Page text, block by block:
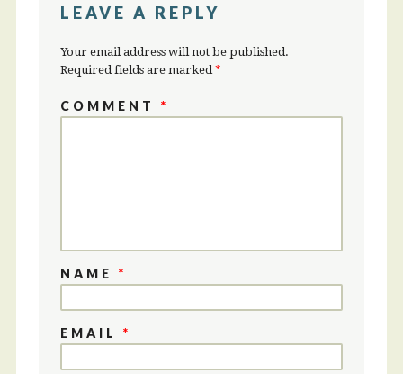
LEAVE A REPLY
Your email address will not be published.
Required fields are marked*
COMMENT*
NAME*
EMAIL*